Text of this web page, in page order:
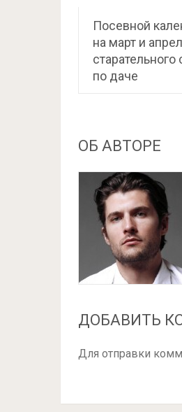
Посевной
на март и
старательного
по даче
ОБ АВТОРЕ
ДОБАВИТЬ
Для отправки